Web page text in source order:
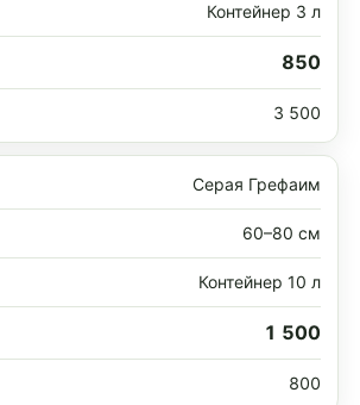
Контейнер 3 л
850
3 500
Серая Грефаим
60–80 см
Контейнер 10 л
1 500
800